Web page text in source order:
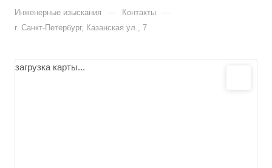
Инженерные изыскания — Контакты —
г. Санкт-Петербург, Казанская ул., 7
загрузка карты...